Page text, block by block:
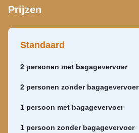
Prijzen
Standaard
2 personen met bagagevervoer
2 personen zonder bagagevervoer
1 persoon met bagagevervoer
1 persoon zonder bagagevervoer